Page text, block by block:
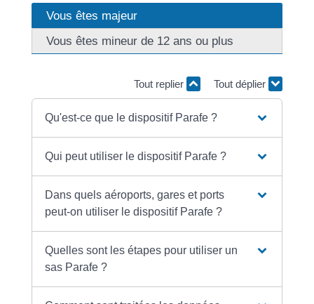
Vous êtes majeur
Vous êtes mineur de 12 ans ou plus
Tout replier Tout déplier
Qu'est-ce que le dispositif Parafe ?
Qui peut utiliser le dispositif Parafe ?
Dans quels aéroports, gares et ports
peut-on utiliser le dispositif Parafe ?
Quelles sont les étapes pour utiliser un
sas Parafe ?